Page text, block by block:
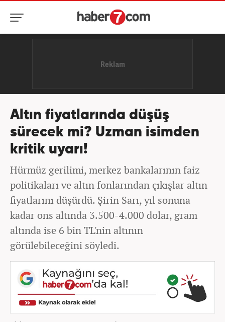
Altın fiyatlarında düşüş
sürecek mi? Uzman isimden
kritik uyarı!
Hürmüz gerilimi, merkez bankalarının faiz
politikaları ve altın fonlarından çıkışlar altın
fiyatlarını düşürdü. Şirin Sarı, yıl sonuna
kadar ons altında 3.500-4.000 dolar, gram
altında ise 6 bin TL'nin altının
görülebileceğini söyledi.